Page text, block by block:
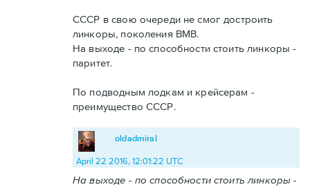
СССР в свою очереди не смог достроить
линкоры, поколения ВМВ.
На выходе - по способности стоить линкоры -
паритет.
По подводным лодкам и крейсерам -
преимущество СССР.
oldadmiral
April 22 2016, 12:01:22 UTC
На выходе - по способности стоить линкоры -